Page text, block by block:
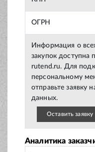
ОГРН
Информация о
закупок доступна
rutend.ru. Для
персональному
отправьте заявку
данных.
Оставить заявку
Аналитика